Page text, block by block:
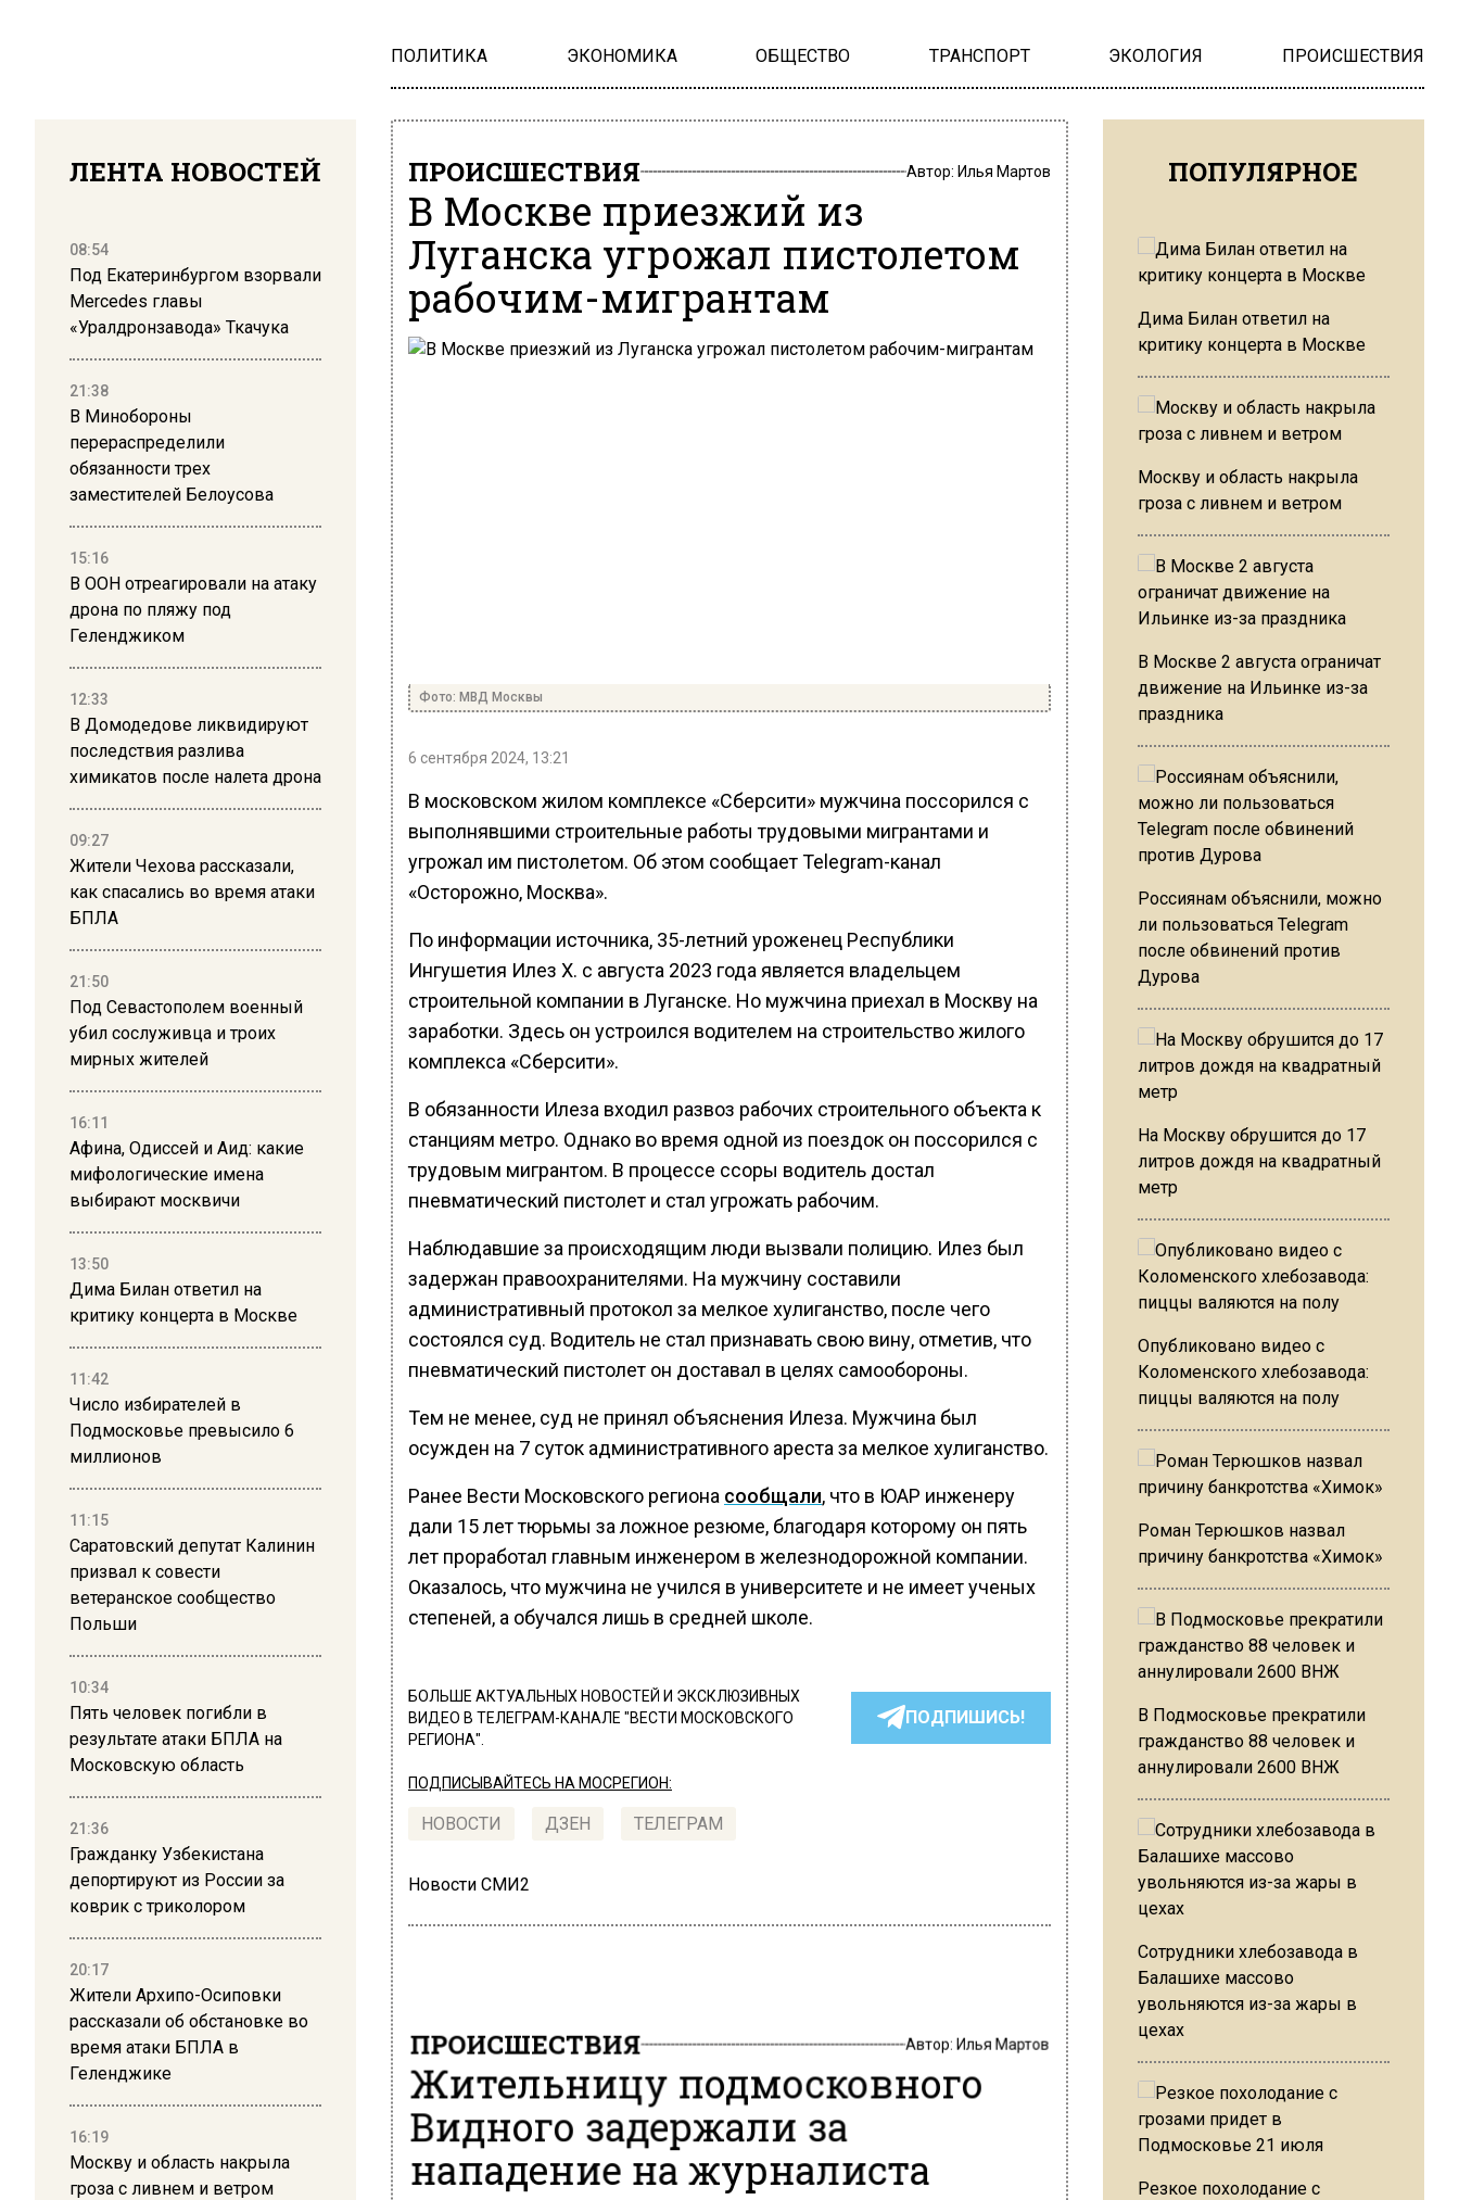
ПОЛИТИКА ЭКОНОМИКА ОБЩЕСТВО ТРАНСПОРТ ЭКОЛОГИЯ ПРОИСШЕСТВИЯ
ЛЕНТА НОВОСТЕЙ
08:54
Под Екатеринбургом взорвали
Mercedes главы
«Уралдронзавода» Ткачука
21:38
В Минобороны
перераспределили
обязанности трех
заместителей Белоусова
15:16
В ООН отреагировали на атаку
дрона по пляжу под
Геленджиком
12:33
В Домодедове ликвидируют
последствия разлива
химикатов после налета дрона
09:27
Жители Чехова рассказали,
как спасались во время атаки
БПЛА
21:50
Под Севастополем военный
убил сослуживца и троих
мирных жителей
16:11
Афина, Одиссей и Аид: какие
мифологические имена
выбирают москвичи
13:50
Дима Билан ответил на
критику концерта в Москве
11:42
Число избирателей в
Подмосковье превысило 6
миллионов
11:15
Саратовский депутат Калинин
призвал к совести
ветеранское сообщество
Польши
10:34
Пять человек погибли в
результате атаки БПЛА на
Московскую область
21:36
Гражданку Узбекистана
депортируют из России за
коврик с триколором
20:17
Жители Архипо-Осиповки
рассказали об обстановке во
время атаки БПЛА в
Геленджике
16:19
Москву и область накрыла
гроза с ливнем и ветром
ПРОИСШЕСТВИЯ Автор: Илья Мартов
В Москве приезжий из
Луганска угрожал пистолетом
рабочим-мигрантам
Фото: МВД Москвы
6 сентября 2024, 13:21
В московском жилом комплексе «Сберсити» мужчина поссорился с
выполнявшими строительные работы трудовыми мигрантами и
угрожал им пистолетом. Об этом сообщает Telegram-канал
«Осторожно, Москва».
По информации источника, 35-летний уроженец Республики
Ингушетия Илез Х. с августа 2023 года является владельцем
строительной компании в Луганске. Но мужчина приехал в Москву на
заработки. Здесь он устроился водителем на строительство жилого
комплекса «Сберсити».
В обязанности Илеза входил развоз рабочих строительного объекта к
станциям метро. Однако во время одной из поездок он поссорился с
трудовым мигрантом. В процессе ссоры водитель достал
пневматический пистолет и стал угрожать рабочим.
Наблюдавшие за происходящим люди вызвали полицию. Илез был
задержан правоохранителями. На мужчину составили
административный протокол за мелкое хулиганство, после чего
состоялся суд. Водитель не стал признавать свою вину, отметив, что
пневматический пистолет он доставал в целях самообороны.
Тем не менее, суд не принял объяснения Илеза. Мужчина был
осужден на 7 суток административного ареста за мелкое хулиганство.
Ранее Вести Московского региона сообщали, что в ЮАР инженеру
дали 15 лет тюрьмы за ложное резюме, благодаря которому он пять
лет проработал главным инженером в железнодорожной компании.
Оказалось, что мужчина не учился в университете и не имеет ученых
степеней, а обучался лишь в средней школе.
БОЛЬШЕ АКТУАЛЬНЫХ НОВОСТЕЙ И ЭКСКЛЮЗИВНЫХ
ВИДЕО В ТЕЛЕГРАМ-КАНАЛЕ "ВЕСТИ МОСКОВСКОГО
РЕГИОНА".
ПОДПИШИСЬ!
ПОДПИСЫВАЙТЕСЬ НА МОСРЕГИОН:
НОВОСТИ ДЗЕН ТЕЛЕГРАМ
Новости СМИ2
ПРОИСШЕСТВИЯ Автор:Илья Мартов
Жительницу подмосковного
Видного задержали за
нападение на журналиста
ПОПУЛЯРНОЕ
Дима Билан ответил на
критику концерта в Москве
Москву и область накрыла
гроза с ливнем и ветром
В Москве 2 августа ограничат
движение на Ильинке из-за
праздника
Россиянам объяснили, можно
ли пользоваться Telegram
после обвинений против
Дурова
На Москву обрушится до 17
литров дождя на квадратный
метр
Опубликовано видео с
Коломенского хлебозавода:
пиццы валяются на полу
Роман Терюшков назвал
причину банкротства «Химок»
В Подмосковье прекратили
гражданство 88 человек и
аннулировали 2600 ВНЖ
Сотрудники хлебозавода в
Балашихе массово
увольняются из-за жары в
цехах
Резкое похолодание с